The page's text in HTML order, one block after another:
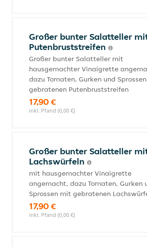
Großer bunter Salatteller
Putenbruststreifen
Großer bunter Salatteller mit
hausgemachter Vinaigrette
dazu Tomaten, Gurken und
gebratenen Putenbruststreifen
17,90 €
inkl. Pfand (0,00 €)
Großer bunter Salatteller
Lachswürfeln
mit hausgemachter Vinaigrette
angemacht, dazu Tomaten, Gurken
Sprossen mit gebratenen
17,90 €
inkl. Pfand (0,00 €)